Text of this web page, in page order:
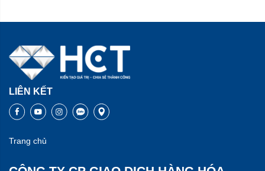
LIÊN KẾT
Trang chủ